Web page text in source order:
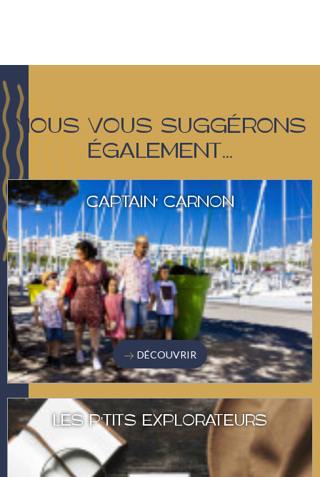
NOUS VOUS SUGGÉRONS
ÉGALEMENT...
CAPTAIN' CARNON
DÉCOUVRIR
LES P'TITS EXPLORATEURS